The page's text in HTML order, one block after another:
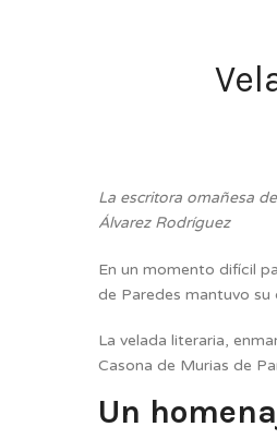
La escritora omañesa
Álvarez Rodríguez
En un momento difícil
de Paredes mantuvo
La velada literaria,
Casona de Murias de
Un